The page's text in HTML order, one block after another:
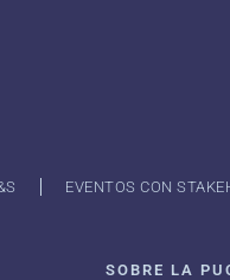
EVENTOS CON
SOBRE LA